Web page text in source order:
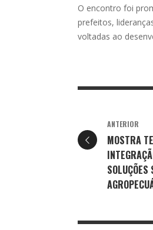
O encontro foi
prefeitos,
voltadas ao
ANTERIOR
MOSTRA